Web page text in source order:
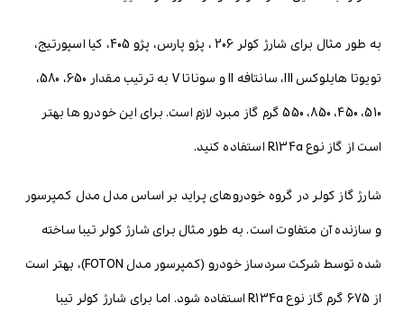
به طور مثال برای شارژ کولر 206 ، پژو پارس، پژو 405، کیا اسپورتیج،
تویوتا هایلوکس III، سانتافه II و سوناتا V به ترتیب مقدار 650، 580،
510، 450، 850، 550 گرم گاز مبرد لازم است. برای این خودرو ها بهتر
است از گاز نوع R134a استفاده کنید.
شارژ گاز کولر در گروه خودروهای پراید بر اساس مدل مدل کمپرسور
و سازنده آن متفاوت است. به طور مثال برای شارژ کولر تیبا ساخته
شده توسط شرکت سردساز خودرو (کمپرسور مدل FOTON)، بهتر است
از 675 گرم گاز نوع R134a استفاده شود. اما برای شارژ کولر تیبا